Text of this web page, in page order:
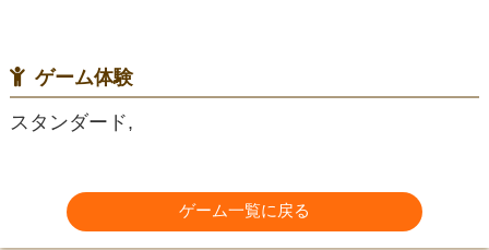
ゲーム体験
スタンダード,
ゲーム一覧に戻る